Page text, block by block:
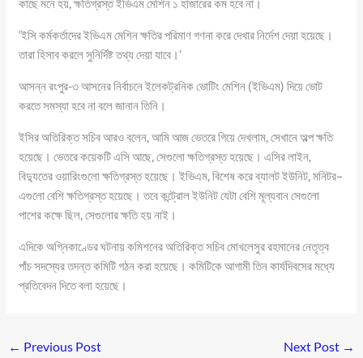
কাছে মনে হয়, ক্ষতিগ্রস্ত ইভিএম মেশিন ১ হাজারের কম হবে না।
‘ইসি কর্মকর্তাদের ইভিএম মেশিন ক্ষতির পরিমাণ গণনা করে দেখার নির্দেশ দেয়া হয়েছে।
তারা হিসাব করলে সুনির্দিষ্ট তথ্য দেয়া যাবে।’
আসন্ন রংপুর-৩ আসনের নির্বাচনে ইলেকট্রনিক ভোটিং মেশিন (ইভিএম) দিয়ে ভোট
করতে সমস্যা হবে না বলে জানান তিনি।
ইসির অতিরিক্ত সচিব আরও বলেন, আমি আজ ভেতরে গিয়ে দেখলাম, সেখানে অল্প ক্ষতি
হয়েছে। ভেতরে কয়েকটি এসি আছে, সেগুলো ক্ষতিগ্রস্ত হয়েছে। এসির লাইন,
বিদ্যুতের ওয়ারিংগুলো ক্ষতিগ্রস্ত হয়েছে। ইভিএম, বিশেষ করে ব্যালট ইউনিট, মনিটর–
এগুলো বেশি ক্ষতিগ্রস্ত হয়েছে। তবে কন্ট্রোল ইউনিট যেটা বেশি মূল্যবান সেগুলো
পাশের কক্ষে ছিল, সেগুলোর ক্ষতি হয় নাই।
এদিকে অগ্নিকাণ্ডের ঘটনায় কমিশনের অতিরিক্ত সচিব মোখলেসুর রহমানের নেতৃত্ব
পাঁচ সদস্যের তদন্ত কমিটি গঠন করা হয়েছে। কমিটিকে আগামী তিন কার্যদিবসের মধ্যে
প্রতিবেদন দিতে বলা হয়েছে।
← Previous Post Next Post →